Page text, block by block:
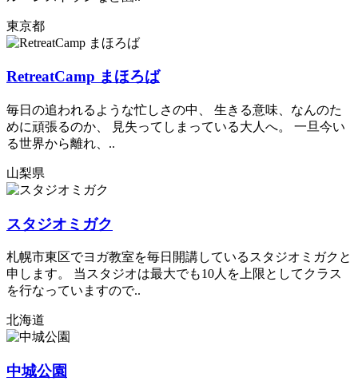
東京都
RetreatCamp まほろば
毎日の追われるような忙しさの中、 生きる意味、なんのた
めに頑張るのか、 見失ってしまっている大人へ。 一旦今い
る世界から離れ、..
山梨県
スタジオミガク
札幌市東区でヨガ教室を毎日開講しているスタジオミガクと
申します。 当スタジオは最大でも10人を上限としてクラス
を行なっていますので..
北海道
中城公園